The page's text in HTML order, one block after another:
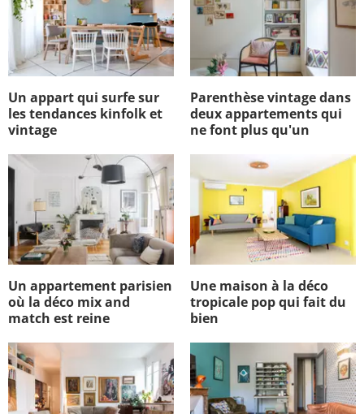
Un appart qui surfe sur
les tendances kinfolk et
vintage
Parenthèse vintage dans
deux appartements qui
ne font plus qu'un
Un appartement parisien
où la déco mix and
match est reine
Une maison à la déco
tropicale pop qui fait du
bien